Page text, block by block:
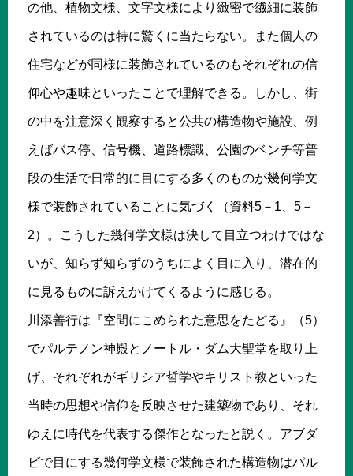
の他、植物文様、文字文様により緻密で繊細に装飾
されているのは特に驚くに当たらない。また個人の
住宅などが同様に装飾されているのもそれぞれの信
仰心や趣味といったことで理解できる。しかし、街
の中を注意深く観察すると公共の構造物や施設、例
えばバス停、信号機、道路標識、公園のベンチ等普
段の生活で日常的に目にする多くのものが幾何学文
様で装飾されていることに気づく（資料5－1、5－
2）。こうした幾何学文様は決して目立つわけではな
いが、知らず知らずのうちによく目に入り、潜在的
に見るものに訴えかけてくるように感じる。
川添善行は『空間にこめられた意思をたどる』（5）
でパルテノン神殿とノートル・ダム大聖堂を取り上
げ、それぞれがギリシア哲学やキリスト教といった
当時の思想や信仰を反映させた建築物であり、それ
ゆえに時代を代表する傑作となったと説く。アブダ
ビで目にする幾何学文様で装飾された構造物はパル